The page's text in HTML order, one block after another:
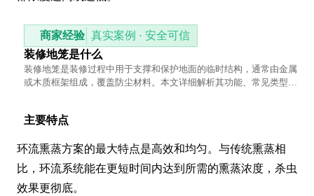
商家经验 真实案例 · 安全可信
装修地笼是什么
装修地笼是装修过程中用于支撑和保护地面的临时结构，通常由金属
或木质框架组成，覆盖防尘材料。本文详细解析其功能、常见类型及
主要特点
环流熏蒸方案的最大特点是高效和均匀。与传统熏蒸相
比，环流系统能在更短时间内达到所需的熏蒸浓度，杀虫
效果更彻底。